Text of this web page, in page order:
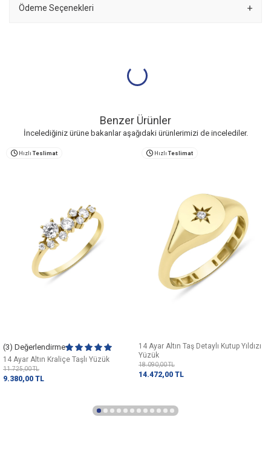
Ödeme Seçenekleri
Benzer Ürünler
İncelediğiniz ürüne bakanlar aşağıdaki ürünlerimizi de incelediler.
Hızlı Teslimat
(3) Değerlendirme
14 Ayar Altın Kraliçe Taşlı Yüzük
11.725,00TL
9.380,00 TL
Hızlı Teslimat
14 Ayar Altın Taş Detaylı Kutup Yıldızı
Yüzük
18.090,00TL
14.472,00 TL